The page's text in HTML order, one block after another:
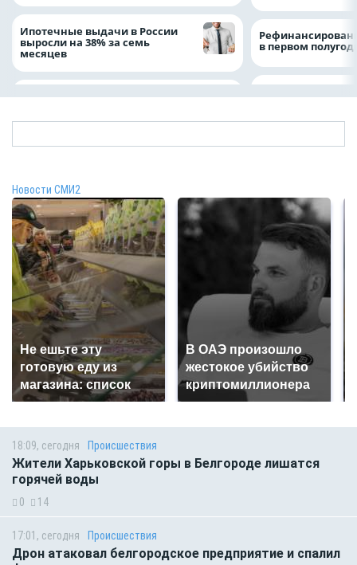
Ипотечные выдачи в России
выросли на 38% за семь
месяцев в первом
Новости СМИ2
Не ешьте эту
готовую еду из
магазина: список
В ОАЭ произошло
жестокое убийство
криптомиллионера
18:09, сегодня Происшествия
Жители Харьковской горы в Белгороде лишатся
горячей воды
0 14
17:01, сегодня Происшествия
Дрон атаковал белгородское предприятие и спалил